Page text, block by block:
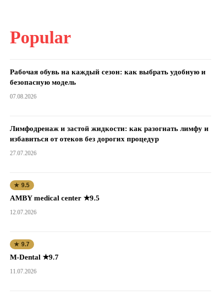
Popular
Рабочая обувь на каждый сезон: как выбрать удобную и
безопасную модель
07.08.2026
Лимфодренаж и застой жидкости: как разогнать лимфу и
избавиться от отеков без дорогих процедур
27.07.2026
★ 9.5
AMBY medical center ★9.5
12.07.2026
★ 9.7
M-Dental ★9.7
11.07.2026